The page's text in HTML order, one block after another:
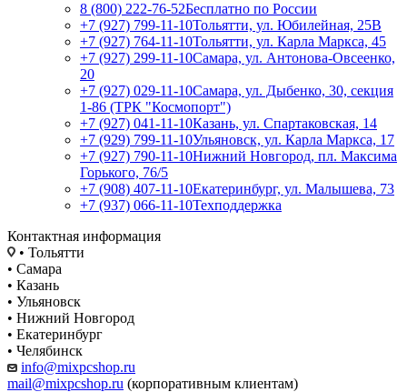
8 (800) 222-76-52Бесплатно по России
+7 (927) 799-11-10Тольятти, ул. Юбилейная, 25В
+7 (927) 764-11-10Тольятти, ул. Карла Маркса, 45
+7 (927) 299-11-10Самара, ул. Антонова-Овсеенко,
20
+7 (927) 029-11-10Самара, ул. Дыбенко, 30, секция
1-86 (ТРК "Космопорт")
+7 (927) 041-11-10Казань, ул. Спартаковская, 14
+7 (929) 799-11-10Ульяновск, ул. Карла Маркса, 17
+7 (927) 790-11-10Нижний Новгород, пл. Максима
Горького, 76/5
+7 (908) 407-11-10Екатеринбург, ул. Малышева, 73
+7 (937) 066-11-10Техподдержка
Контактная информация
• Тольятти
• Самара
• Казань
• Ульяновск
• Нижний Новгород
• Екатеринбург
• Челябинск
info@mixpcshop.ru
mail@mixpcshop.ru (корпоративным клиентам)